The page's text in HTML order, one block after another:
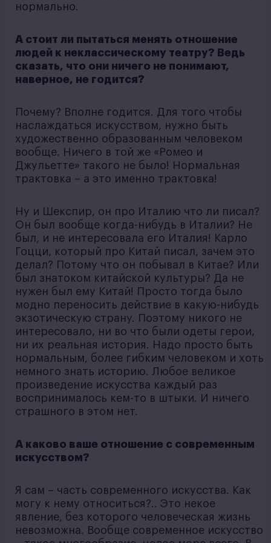
нормально.
А стоит ли пытаться менять отношение
людей к неклассическому театру? Ведь
сказать, что они ничего не понимают,
наверное, не годится?
Почему? Вполне годится. Для того чтобы
наслаждаться искусством, нужно быть
художественно образованным человеком
вообще. Ничего в той же «Ромео и
Джульетте» такого не было! Нормальная
трактовка – а это именно трактовка!
Ну и Шекспир, он про Италию что ли писал?
Он был вообще когда-нибудь в Италии? Не
был, и не интересовала его Италия! Карло
Гоцци, который про Китай писал, зачем это
делал? Потому что он побывал в Китае? Или
был знатоком китайской культуры? Да не
нужен был ему Китай! Просто тогда было
модно переносить действие в какую-нибудь
экзотическую страну. Поэтому никого не
интересовало, ни во что были одеты герои,
ни их реальная история. Надо просто быть
нормальным, более гибким человеком и хоть
немного знать историю. Любое великое
произведение искусства каждый раз
воспринималось кем-то в штыки. И ничего
страшного в этом нет.
А каково ваше отношение с современным
искусством?
Я сам – часть современного искусства. Как
могу к нему относиться?.. Это некое
явление, без которого человеческая жизнь
невозможна. Вообще современное искусство